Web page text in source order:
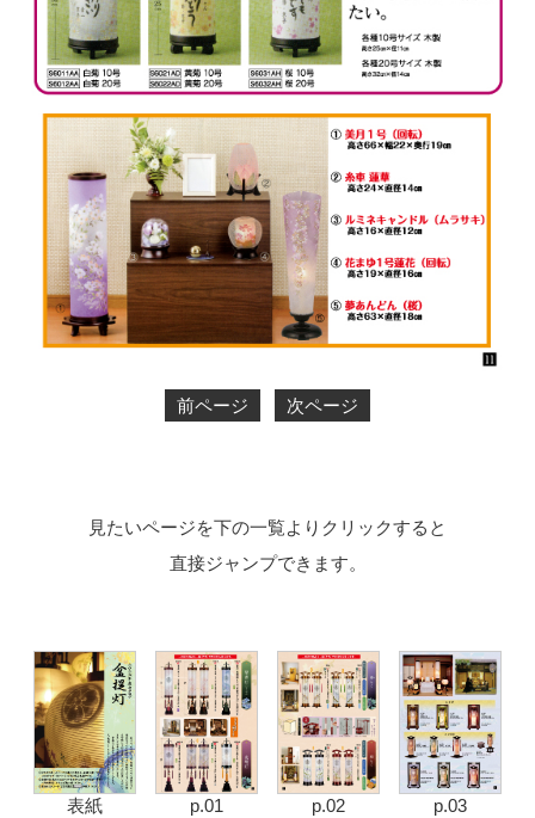
前ページ 次ページ
見たいページを下の一覧よりクリックすると
直接ジャンプできます。
表紙 p.01 p.02 p.03